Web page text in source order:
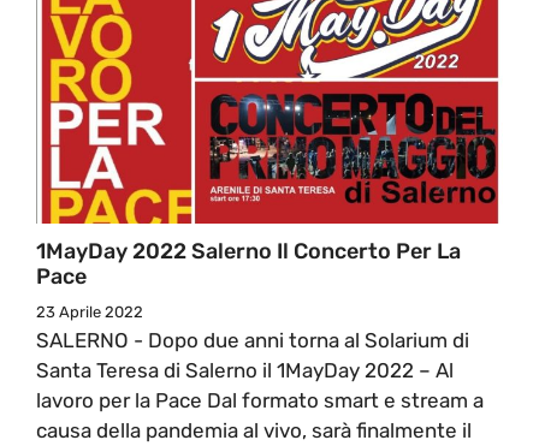
1MayDay 2022 Salerno Il Concerto Per La
Pace
23 Aprile 2022
SALERNO - Dopo due anni torna al Solarium di
Santa Teresa di Salerno il 1MayDay 2022 – Al
lavoro per la Pace Dal formato smart e stream a
causa della pandemia al vivo, sarà finalmente il